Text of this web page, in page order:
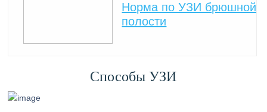
Норма по УЗИ брюшной
полости
Способы УЗИ